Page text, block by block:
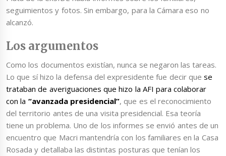
seguimientos y fotos. Sin embargo, para la Cámara eso no
alcanzó.
Los argumentos
Como los documentos existían, nunca se negaron las tareas.
Lo que sí hizo la defensa del expresidente fue decir quese
trataban de averiguaciones que hizo la AFI para colaborar
con la “avanzada presidencial”, que es el reconocimiento
del territorio antes de una visita presidencial. Esa teoría
tiene un problema. Uno de los informes se envió antes de un
encuentro que Macri mantendría con los familiares en la Casa
Rosada y detallaba las distintas posturas que tenían los